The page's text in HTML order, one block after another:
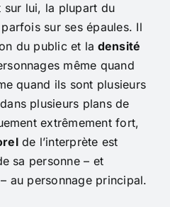
sur lui, la plupart du
sur ses épaules. Il
du public et la densité
même quand
quand ils sont plusieurs
plusieurs plans de
extrêmement fort,
de l’interprète est
sa personne – et
au personnage principal.